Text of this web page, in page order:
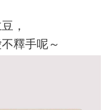
，
釋手呢～